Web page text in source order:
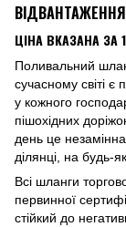
ЦІНА ВКАЗАНА ЗА
Поливальний
сучасному світі є
у кожного
пішохідних
день це
ділянці, на будь-
Всі шланги
первинної
стійкий до